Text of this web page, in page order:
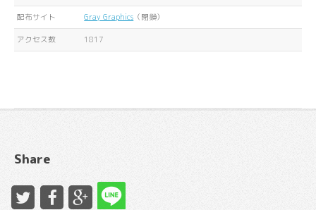
配布サイト Gray Graphics （閉鎖）
アクセス数 1817
Share